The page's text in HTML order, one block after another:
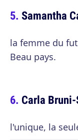
Samantha
la femme du
Beau pays.
Carla
l'unique, la